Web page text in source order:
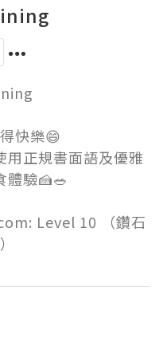
快樂😄
正規書面語及優雅
體驗🍰🥗
Level 10 （鑽石